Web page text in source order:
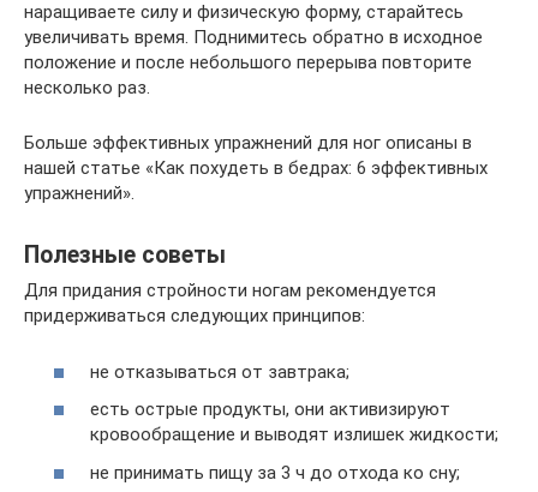
наращиваете силу и физическую форму, старайтесь
увеличивать время. Поднимитесь обратно в исходное
положение и после небольшого перерыва повторите
несколько раз.
Больше эффективных упражнений для ног описаны в
нашей статье «Как похудеть в бедрах: 6 эффективных
упражнений».
Полезные советы
Для придания стройности ногам рекомендуется
придерживаться следующих принципов:
не отказываться от завтрака;
есть острые продукты, они активизируют
кровообращение и выводят излишек жидкости;
не принимать пищу за 3 ч до отхода ко сну;